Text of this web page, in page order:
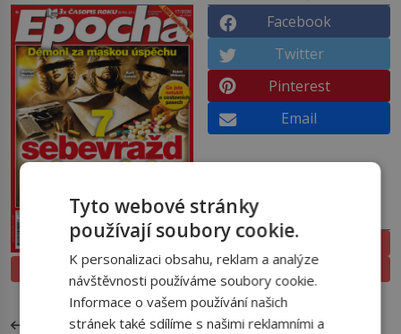
PROLISTOVAT
Facebook
Twitter
Pinterest
Email
PŘEDPLATNÉ
ELEKTRONICKÉ
TIŠTĚNÉ
PŘEDCHOZÍ ČLÁNEK
Tyto webové stránky
používají soubory cookie.
K personalizaci obsahu, reklam a analýze
návštěvnosti používáme soubory cookie.
Informace o vašem používání našich
stránek také sdílíme s našimi reklamními a